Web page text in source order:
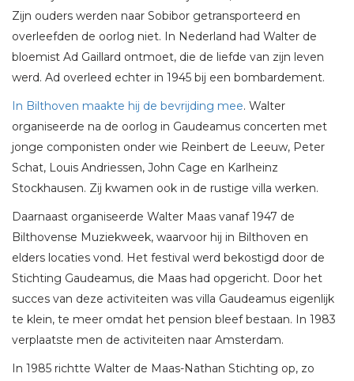
Zijn ouders werden naar Sobibor getransporteerd en
overleefden de oorlog niet. In Nederland had Walter de
bloemist Ad Gaillard ontmoet, die de liefde van zijn leven
werd. Ad overleed echter in 1945 bij een bombardement.
In Bilthoven maakte hij de bevrijding mee. Walter
organiseerde na de oorlog in Gaudeamus concerten met
jonge componisten onder wie Reinbert de Leeuw, Peter
Schat, Louis Andriessen, John Cage en Karlheinz
Stockhausen. Zij kwamen ook in de rustige villa werken.
Daarnaast organiseerde Walter Maas vanaf 1947 de
Bilthovense Muziekweek, waarvoor hij in Bilthoven en
elders locaties vond. Het festival werd bekostigd door de
Stichting Gaudeamus, die Maas had opgericht. Door het
succes van deze activiteiten was villa Gaudeamus eigenlijk
te klein, te meer omdat het pension bleef bestaan. In 1983
verplaatste men de activiteiten naar Amsterdam.
In 1985 richtte Walter de Maas-Nathan Stichting op, zo